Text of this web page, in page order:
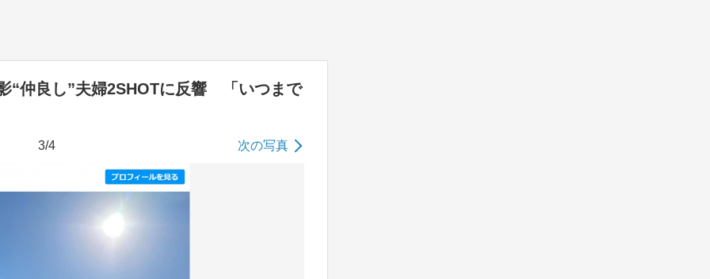
“仲良し”夫婦2SHOTに反響 「いつまで
3/4 次の写真